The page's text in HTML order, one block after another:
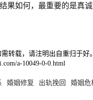
果如何，最重要的是真
转载，请注明出自重归于好。
a-10049-0-0.html
婚姻修复 出轨挽回 婚姻危